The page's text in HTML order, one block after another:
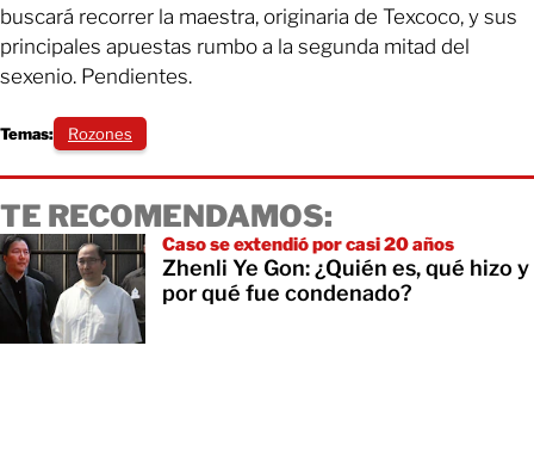
buscará recorrer la maestra, originaria de Texcoco, y sus
principales apuestas rumbo a la segunda mitad del
sexenio. Pendientes.
Temas: Rozones
TE RECOMENDAMOS:
Caso se extendió por casi 20 años
Zhenli Ye Gon: ¿Quién es, qué hizo y
por qué fue condenado?